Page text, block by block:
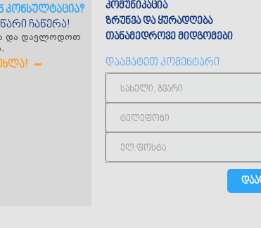
კონსულტაცია?
ჩაწერა!
და დაელოდოთ
კომუნიკაცია
ზრუნვა და ყურადღება
თანამედროვე მიდგომები
დაამატეთ კომენტარი